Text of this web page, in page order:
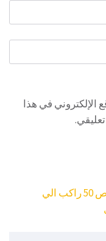
الإلكتروني في هذا
ايجار باص 50 راكب الي